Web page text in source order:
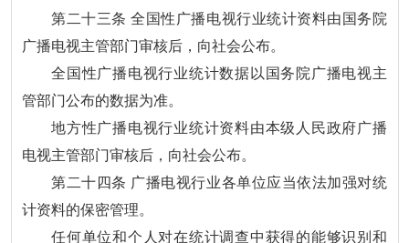
第二十三条 全国性广播电视行业统计资料由国务院
广播电视主管部门审核后，向社会公布。
全国性广播电视行业统计数据以国务院广播电视主
管部门公布的数据为准。
地方性广播电视行业统计资料由本级人民政府广播
电视主管部门审核后，向社会公布。
第二十四条 广播电视行业各单位应当依法加强对统
计资料的保密管理。
任何单位和个人对在统计调查中获得的能够识别和